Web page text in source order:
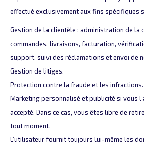
effectué exclusivement aux fins spécifiques
Gestion de la clientèle : administration de la
commandes, livraisons, facturation,
support, suivi des réclamations et envoi de
Gestion de litiges.
Protection contre la fraude et les infractions.
Marketing personnalisé et publicité si vous
accepté. Dans ce cas, vous êtes libre de
tout moment.
L’utilisateur fournit toujours lui-même les